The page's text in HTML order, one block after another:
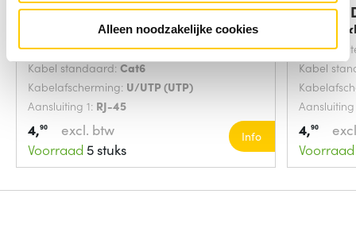
Alleen noodzakelijke cookies
Digitus DK-1617-0025/B
netwerkkabel Blauw
Snoerlengte:0.25 Meters
Kabel standaard: Cat6
Kabelafscherming: U/UTP (UTP)
Aansluiting 1: RJ-45
4,90
excl. btw
Voorraad 5 stuks
Info
Digitus
Kabel
4,90
Voorraad